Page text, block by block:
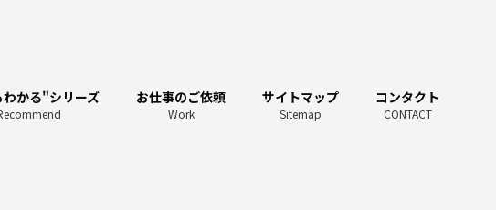
かる"シリーズ お仕事のご依頼
Work
サイトマップ
Sitemap
コンタクト
CONTACT